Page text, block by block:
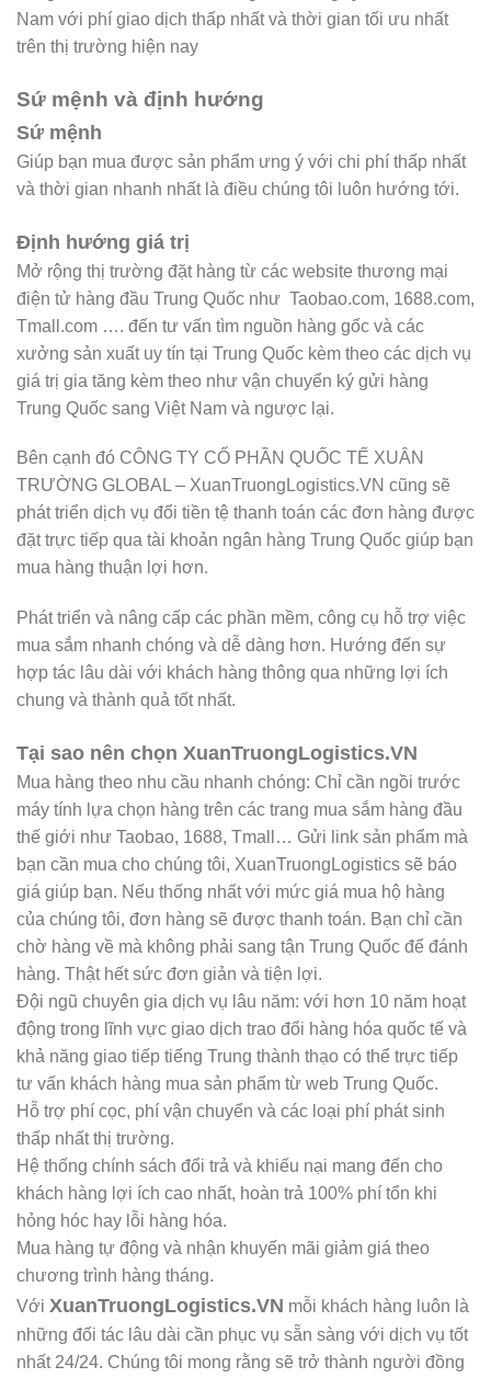
Nam với phí giao dịch thấp nhất và thời gian tối ưu nhất
trên thị trường hiện nay
Sứ mệnh và định hướng
Sứ mệnh
Giúp bạn mua được sản phẩm ưng ý với chi phí thấp nhất
và thời gian nhanh nhất là điều chúng tôi luôn hướng tới.
Định hướng giá trị
Mở rộng thị trường đặt hàng từ các website thương mại
điện tử hàng đầu Trung Quốc như Taobao.com, 1688.com,
Tmall.com …. đến tư vấn tìm nguồn hàng gốc và các
xưởng sản xuất uy tín tại Trung Quốc kèm theo các dịch vụ
giá trị gia tăng kèm theo như vận chuyển ký gửi hàng
Trung Quốc sang Việt Nam và ngược lại.
Bên cạnh đó CÔNG TY CỔ PHẦN QUỐC TẾ XUÂN
TRƯỜNG GLOBAL – XuanTruongLogistics.VN cũng sẽ
phát triển dịch vụ đổi tiền tệ thanh toán các đơn hàng được
đặt trực tiếp qua tài khoản ngân hàng Trung Quốc giúp bạn
mua hàng thuận lợi hơn.
Phát triển và nâng cấp các phần mềm, công cụ hỗ trợ việc
mua sắm nhanh chóng và dễ dàng hơn. Hướng đến sự
hợp tác lâu dài với khách hàng thông qua những lợi ích
chung và thành quả tốt nhất.
Tại sao nên chọn XuanTruongLogistics.VN
Mua hàng theo nhu cầu nhanh chóng: Chỉ cần ngồi trước
máy tính lựa chọn hàng trên các trang mua sắm hàng đầu
thế giới như Taobao, 1688, Tmall… Gửi link sản phẩm mà
bạn cần mua cho chúng tôi, XuanTruongLogistics sẽ báo
giá giúp bạn. Nếu thống nhất với mức giá mua hộ hàng
của chúng tôi, đơn hàng sẽ được thanh toán. Bạn chỉ cần
chờ hàng về mà không phải sang tận Trung Quốc để đánh
hàng. Thật hết sức đơn giản và tiện lợi.
Đội ngũ chuyên gia dịch vụ lâu năm: với hơn 10 năm hoạt
động trong lĩnh vực giao dịch trao đổi hàng hóa quốc tế và
khả năng giao tiếp tiếng Trung thành thạo có thể trực tiếp
tư vấn khách hàng mua sản phẩm từ web Trung Quốc.
Hỗ trợ phí cọc, phí vận chuyển và các loại phí phát sinh
thấp nhất thị trường.
Hệ thống chính sách đổi trả và khiếu nại mang đến cho
khách hàng lợi ích cao nhất, hoàn trả 100% phí tổn khi
hỏng hóc hay lỗi hàng hóa.
Mua hàng tự động và nhận khuyến mãi giảm giá theo
chương trình hàng tháng.
Với XuanTruongLogistics.VN mỗi khách hàng luôn là
những đối tác lâu dài cần phục vụ sẵn sàng với dịch vụ tốt
nhất 24/24. Chúng tôi mong rằng sẽ trở thành người đồng